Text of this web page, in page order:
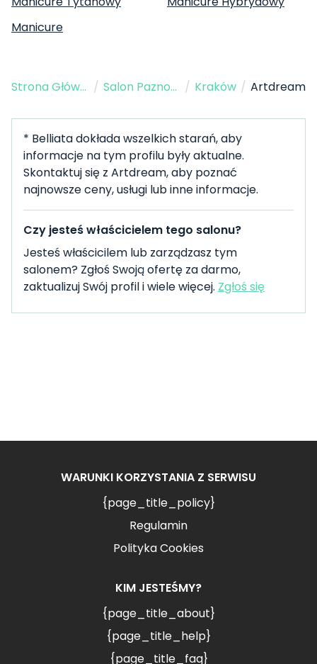
Manicure
Strona Główna / Salon Paznokci / Kraków / Artdream
* Belliata dokłada wszelkich starań, aby
informacje na tym profilu były aktualne.
Skontaktuj się z Artdream, aby poznać
najnowsze ceny, usługi lub inne informacje.
Czy jesteś właścicielem tego salonu?
Jesteś właścicilem lub zarządzasz tym
salonem? Zgłoś Swoją ofertę za darmo,
zaktualizuj Swój profil i wiele więcej. Zgłoś się
WARUNKI KORZYSTANIA Z SERWISU
{page_title_policy}
Regulamin
Polityka Cookies
KIM JESTEŚMY?
{page_title_about}
{page_title_help}
{page_title_faq}